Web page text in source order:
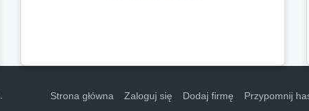
Strona główna Zaloguj się Dodaj firmę Przypomnij